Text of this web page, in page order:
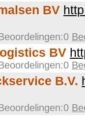
BV
BV
B.V.